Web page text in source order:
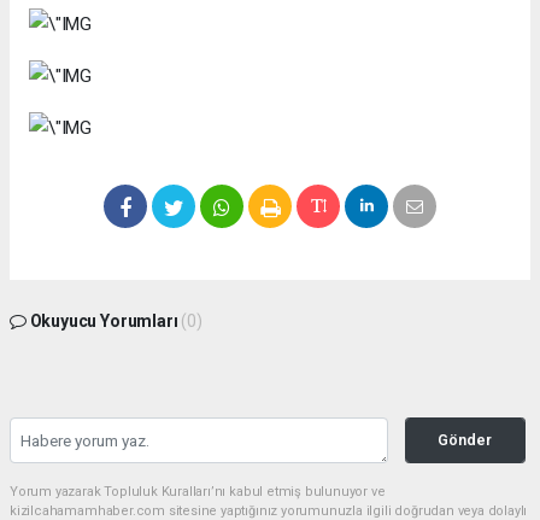
Okuyucu Yorumları (0)
Gönder
Yorum yazarak Topluluk Kuralları’nı kabul etmiş bulunuyor ve
kizilcahamamhaber.com sitesine yaptığınız yorumunuzla ilgili doğrudan veya dolaylı